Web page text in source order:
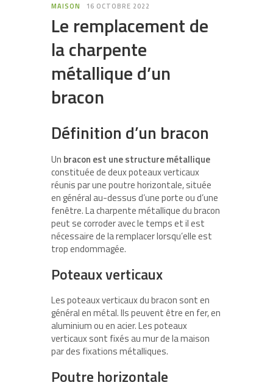
MAISON 16 OCTOBRE 2022
Le remplacement de
la charpente
métallique d’un
bracon
Définition d’un bracon
Un bracon est une structure métallique
constituée de deux poteaux verticaux
réunis par une poutre horizontale, située
en général au-dessus d’une porte ou d’une
fenêtre. La charpente métallique du bracon
peut se corroder avec le temps et il est
nécessaire de la remplacer lorsqu’elle est
trop endommagée.
Poteaux verticaux
Les poteaux verticaux du bracon sont en
général en métal. Ils peuvent être en fer, en
aluminium ou en acier. Les poteaux
verticaux sont fixés au mur de la maison
par des fixations métalliques.
Poutre horizontale